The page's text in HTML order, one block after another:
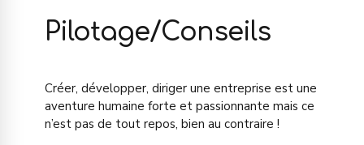
Pilotage/Conseils
Créer, développer, diriger une entreprise est une
aventure humaine forte et passionnante mais ce
n’est pas de tout repos, bien au contraire !